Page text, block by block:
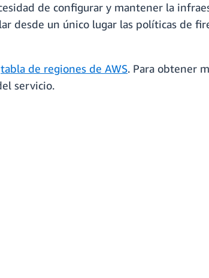
de configurar y mantener la
desde un único lugar las políticas de
tabla de regiones de AWS. Para obtener
servicio.